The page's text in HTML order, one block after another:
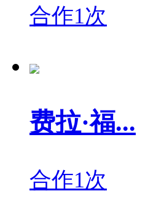
合作1次
费拉·福...
合作1次